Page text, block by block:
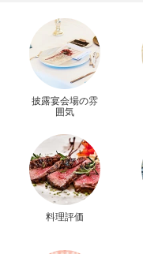
披露宴会場の雰
囲気
料理評価